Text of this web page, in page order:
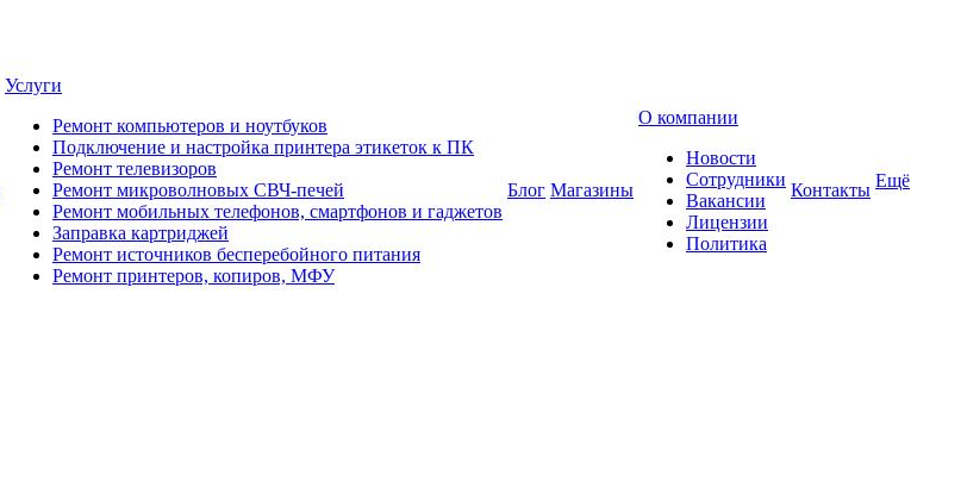
Услуги
Ремонт компьютеров и ноутбуков
Подключение и настройка принтера этикеток к ПК
Ремонт телевизоров
Ремонт микроволновых СВЧ-печей
Ремонт мобильных телефонов, смартфонов и гаджетов
Заправка картриджей
Ремонт источников бесперебойного питания
Ремонт принтеров, копиров, МФУ
Блог Магазины
О компании
Новости
Сотрудники
Вакансии
Лицензии
Политика
Контакты Ещё